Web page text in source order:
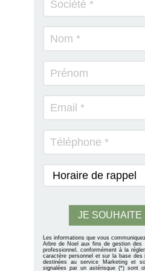
Les informations que vous
Arbre de Noel aux fins de gestion
professionnel, conformément à la
caractère personnel et sur la base
destinées au service Marketing et
signalées par un astérisque (*) sont